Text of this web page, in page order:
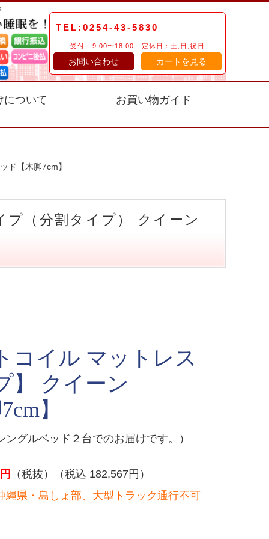
TEL:0254-43-5830
受付：9:00〜18:00 定休日：土,日,祝日
お問い合わせ カートを見る
について お買い物ガイド
ド【木脚7cm】
（分割タイプ） クイーン
コイル マットレス
】 クイーン
】
グルベッド２台でのお届けです。）
円
（税抜）（税込 182,567円）
県・島しょ部、大型トラック通行不可